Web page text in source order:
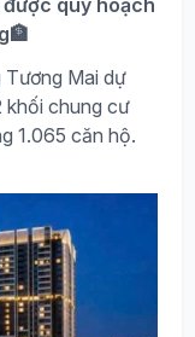
Tương Mai dự
khối chung cư
1.065 căn hộ.